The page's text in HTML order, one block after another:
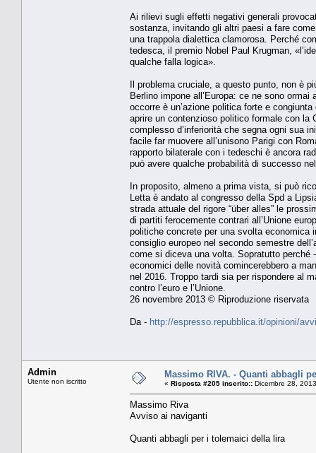
Ai rilievi sugli effetti negativi generali
sostanza, invitando gli altri paesi a fare
una trappola dialettica clamorosa. Perché
tedesca, il premio Nobel Paul Krugman,
qualche falla logica».
Il problema cruciale, a questo punto, non è
Berlino impone all’Europa: ce ne sono
occorre è un’azione politica forte e
aprire un contenzioso politico formale con la
complesso d’inferiorità che segna ogni sua
facile far muovere all’unisono Parigi con
rapporto bilaterale con i tedeschi è ancora
può avere qualche probabilità di successo
In proposito, almeno a prima vista, si può
Letta è andato al congresso della Spd a
strada attuale del rigore “über alles” le
di partiti ferocemente contrari all’Unione
politiche concrete per una svolta economica
consiglio europeo nel secondo semestre
come si diceva una volta. Sopratutto perché
economici delle novità comincerebbero a
nel 2016. Troppo tardi sia per rispondere al
contro l’euro e l’Unione.
26 novembre 2013 © Riproduzione riservata
Da - http://espresso.repubblica.it/opinioni/
Admin
Utente non iscritto
Massimo RIVA. - Quanti abbagli
« Risposta #205 inserito:: Dicembre 28,
Massimo Riva
Avviso ai naviganti
Quanti abbagli per i tolemaici della lira